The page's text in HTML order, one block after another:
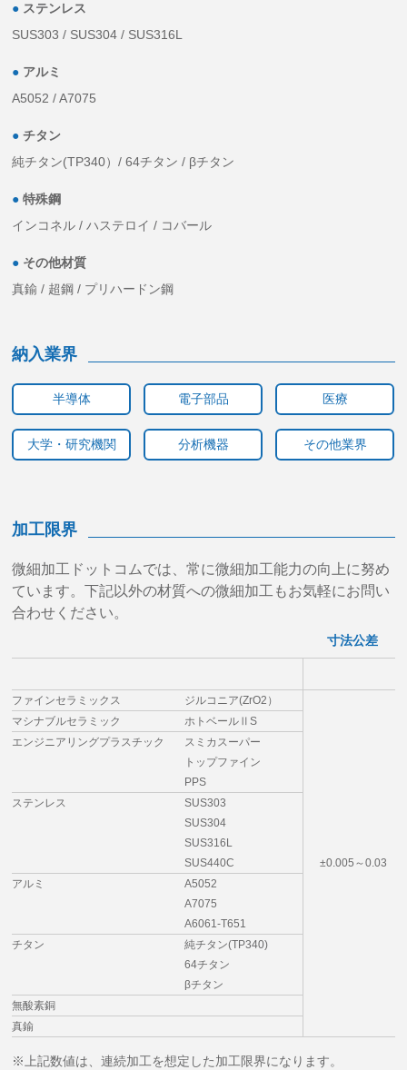
● ステンレス
SUS303 / SUS304 / SUS316L
● アルミ
A5052 / A7075
● チタン
純チタン(TP340）/ 64チタン / βチタン
● 特殊鋼
インコネル / ハステロイ / コバール
● その他材質
真鍮 / 超鋼 / プリハードン鋼
納入業界
半導体 電子部品 医療
大学・研究機関 分析機器 その他業界
加工限界
微細加工ドットコムでは、常に微細加工能力の向上に努め
ています。下記以外の材質への微細加工もお気軽にお問い
合わせください。
寸法公差
ファインセラミックス ジルコニア(ZrO2）
±0.005～0.03
マシナブルセラミック
ホトベールⅡS
エンジニアリングプラスチック
スミカスーパー
トップファイン
PPS
ステンレス
SUS303
SUS304
SUS316L
SUS440C
アルミ
A5052
A7075
A6061-T651
チタン
純チタン(TP340)
64チタン
βチタン
無酸素銅
真鍮
※上記数値は、連続加工を想定した加工限界になります。